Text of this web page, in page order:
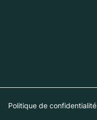
Politique de confidentialité